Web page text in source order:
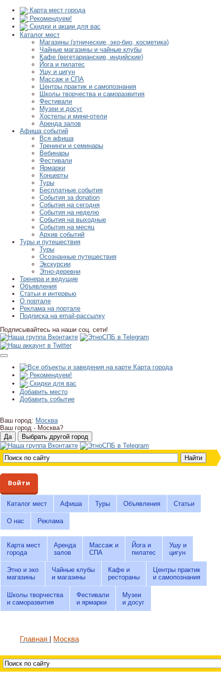
Карта мест города
Рекомендуем!
Скидки и акции для вас
Каталог мест
Магазины (этнические, эко-био, косметика)
Чайные магазины и чайные клубы
Кафе (вегетарианские, индийские)
Йога и пилатес
Ушу и цигун
Массаж и СПА
Центры практик и самопознания
Школы творчества и саморазвития
Фестивали
Музеи и досуг
Хостелы и мини-отели
Аренда залов
Афиша событий
Вся афиша
Тренинги и семинары
Вебинары
Фестивали
Ярмарки
Концерты
Туры
Бесплатные события
События за donation
События на сегодня
События на неделю
События на выходные
События на месяц
Архив событий
Туры и путешествия
Туры
Осознанные путешествия
Экскурсии
Этно-деревни
Тренера и ведущие
Объявления
Статьи и интервью
О портале
Реклама на портале
Подписка на email-рассылку
Подписывайтесь на наши соц. сети!
Карта города
Рекомендуем!
Скидки для вас
Добавить место
Добавить событие
Ваш город: Москва
Ваш город - Москва?
Войти
Каталог мест Афиша Туры Объявления Статьи
О нас Реклама
Карта мест
города
Аренда
залов
Массаж и
СПА
Йога и
пилатес
Ушу и
цигун
Этно и эко
магазины
Чайные клубы
и магазины
Кафе и
рестораны
Центры практик
и самопознания
Школы творчества
и саморазвития
Фестивали
и ярмарки
Музеи
и досуг
Главная Москва